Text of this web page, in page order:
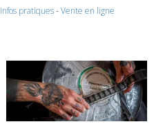
Infos pratiques-Vente en ligne